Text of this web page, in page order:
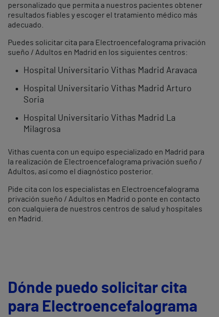
personalizado que permita a nuestros pacientes obtener
resultados fiables y escoger el tratamiento médico más
adecuado.
Puedes solicitar cita para Electroencefalograma privación
sueño / Adultos en Madrid en los siguientes centros:
Hospital Universitario Vithas Madrid Aravaca
Hospital Universitario Vithas Madrid Arturo
Soria
Hospital Universitario Vithas Madrid La
Milagrosa
Vithas cuenta con un equipo especializado en Madrid para
la realización de Electroencefalograma privación sueño /
Adultos, así como el diagnóstico posterior.
Pide cita con los especialistas en Electroencefalograma
privación sueño / Adultos en Madrid o ponte en contacto
con cualquiera de nuestros centros de salud y hospitales
en Madrid.
Dónde puedo solicitar cita
para Electroencefalograma